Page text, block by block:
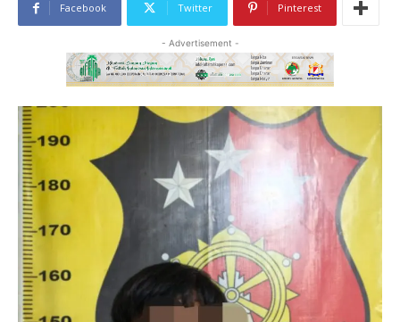
Facebook Twitter Pinterest
- Advertisement -